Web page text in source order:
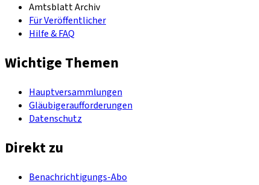
Amtsblatt Archiv
Für Veröffentlicher
Hilfe & FAQ
Wichtige Themen
Hauptversammlungen
Gläubigeraufforderungen
Datenschutz
Direkt zu
Benachrichtigungs-Abo